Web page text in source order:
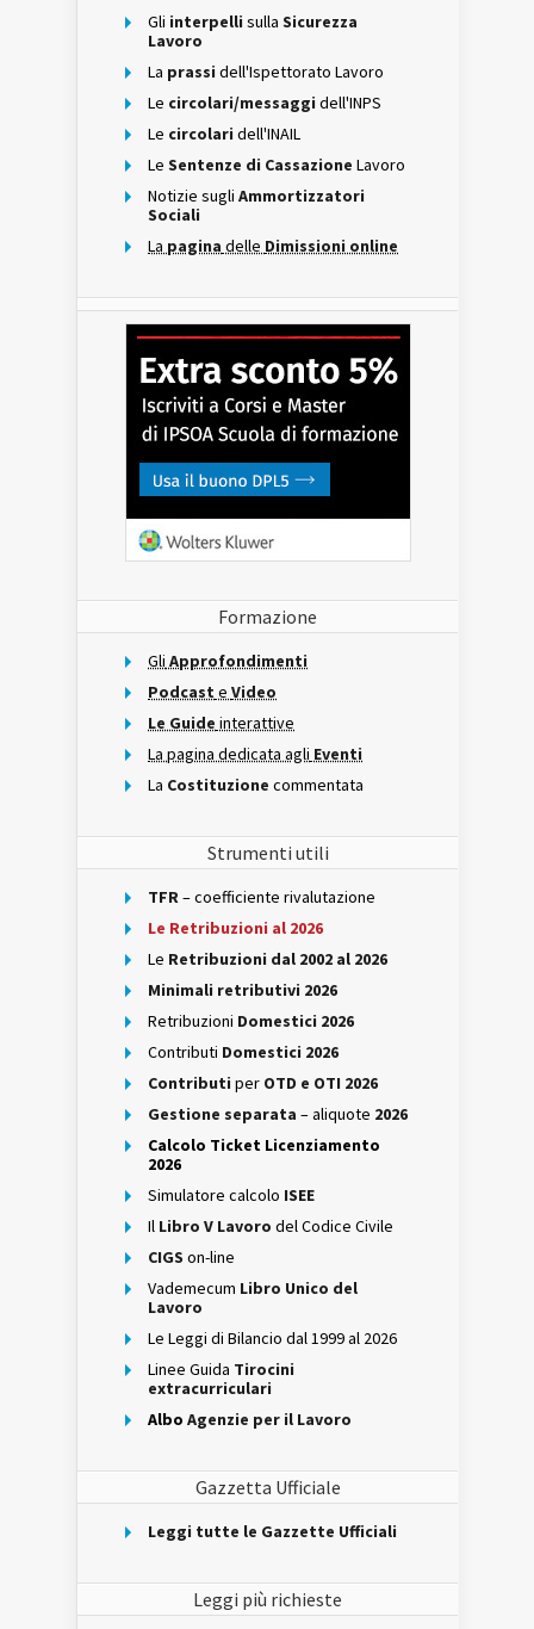
Gli interpelli sulla Sicurezza
Lavoro
La prassi dell'Ispettorato Lavoro
Le circolari/messaggi dell'INPS
Le circolari dell'INAIL
Le Sentenze di Cassazione Lavoro
Notizie sugli Ammortizzatori
Sociali
La pagina delle Dimissioni online
Formazione
Gli Approfondimenti
Podcast e Video
Le Guide interattive
La pagina dedicata agli Eventi
La Costituzione commentata
Strumenti utili
TFR– coefficiente rivalutazione
Le Retribuzioni al 2026
Le Retribuzioni dal 2002 al 2026
Minimali retributivi 2026
Retribuzioni Domestici 2026
Contributi Domestici 2026
Contributi per OTD e OTI 2026
Gestione separata – aliquote 2026
Calcolo Ticket Licenziamento
2026
Simulatore calcolo ISEE
Il Libro V Lavoro del Codice Civile
CIGS on-line
Vademecum Libro Unico del
Lavoro
Le Leggi di Bilancio dal 1999 al 2026
Linee Guida Tirocini
extracurriculari
Albo Agenzie per il Lavoro
Gazzetta Ufficiale
Leggi tutte le Gazzette Ufficiali
Leggi più richieste